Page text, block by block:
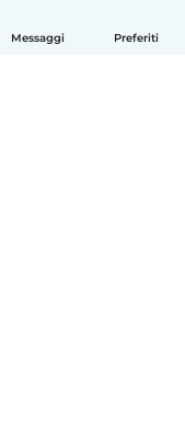
Messaggi Preferiti